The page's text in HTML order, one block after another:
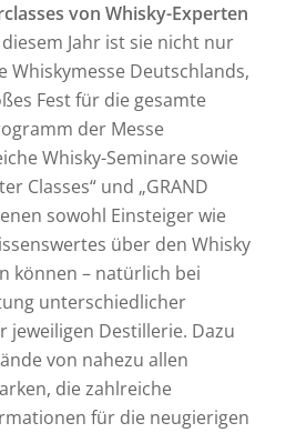
von Whisky-Experten
Jahr ist sie nicht nur
Whiskymesse Deutschlands,
Fest für die gesamte
der Messe
Whisky-Seminare sowie
Classes“ und „GRAND
sowohl Einsteiger wie
über den Whisky
können – natürlich bei
unterschiedlicher
jeweiligen Destillerie. Dazu
von nahezu allen
die zahlreiche
für die neugierigen